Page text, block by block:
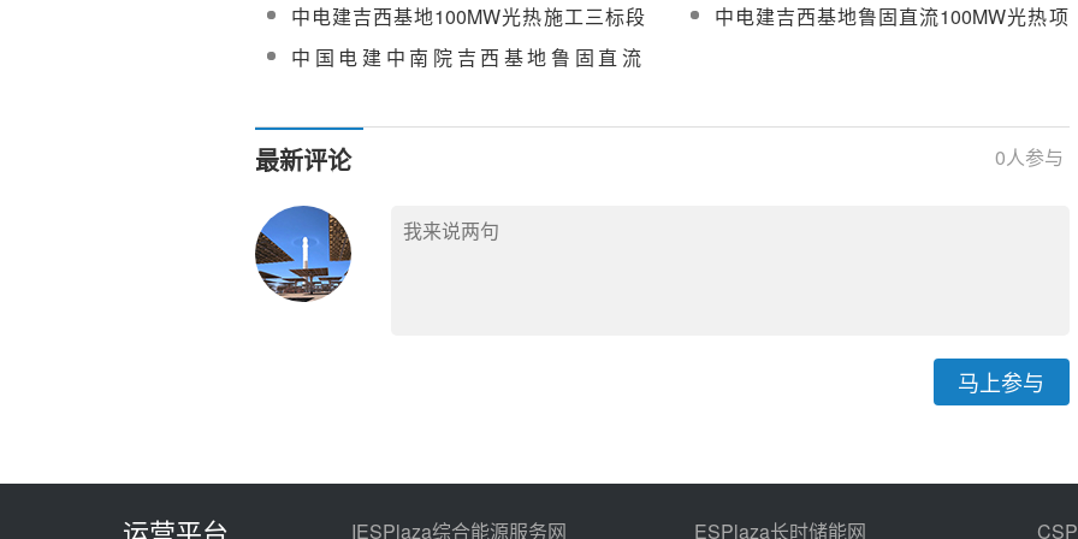
中电建吉西基地100MW光热施工三标段
项目全场调试及试运行工程采购
中电建吉西基地鲁固直流100MW光热项
中国电建中南院吉西基地鲁固直流
最新评论 0人参与
马上参与
运营平台 IESPlaza综合能源服务网 ESPlaza长时储能网